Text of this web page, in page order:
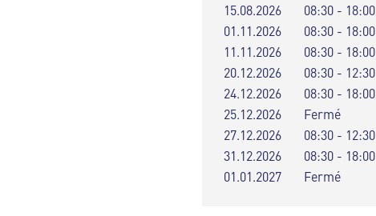
15.08.2026
08:30 - 18:00
01.11.2026
08:30 - 18:00
11.11.2026
08:30 - 18:00
20.12.2026
08:30 - 12:30
24.12.2026
08:30 - 18:00
25.12.2026
Fermé
27.12.2026
08:30 - 12:30
31.12.2026
08:30 - 18:00
01.01.2027
Fermé